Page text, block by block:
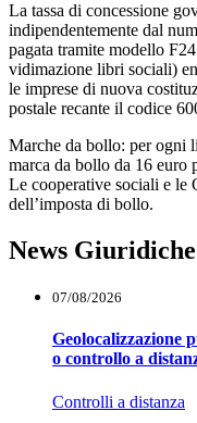
La tassa di concessione
indipendentemente dal
pagata tramite modello
vidimazione libri sociali)
le imprese di nuova
postale recante il codice
Marche da bollo: per ogni
marca da bollo da 16 euro
Le cooperative sociali e le
dell’imposta di bollo.
News Giuridiche
07/08/2026
Geolocalizzazione
o controllo a
Controlli a distanza